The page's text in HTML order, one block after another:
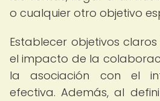
o cualquier otro objetivo
Establecer objetivos
el impacto de la
la asociación con el
efectiva. Además, al